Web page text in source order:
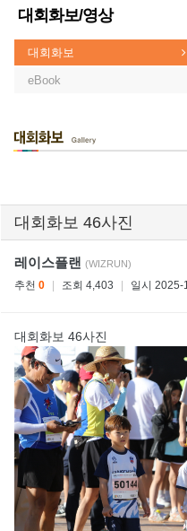
대회화보/영상
대회화보
eBook
대회화보 46사진
레이스플랜 (WIZRUN)
추천 0 조회 4,403 일시 2025-
대회화보 46사진